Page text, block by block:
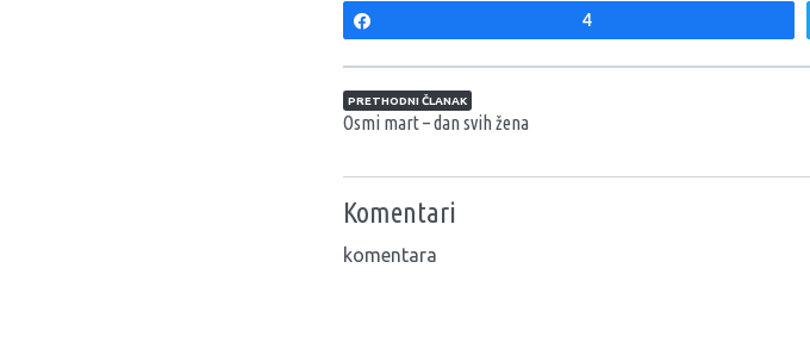
4
Navigacija članaka
PRETHODNI ČLANAK
Osmi mart – dan svih žena
Komentari
komentara